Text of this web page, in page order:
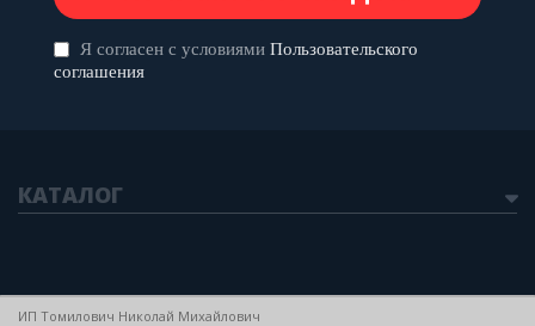
Я согласен с условиями Пользовательского
соглашения
КАТАЛОГ
ИП Томилович Николай Михайлович